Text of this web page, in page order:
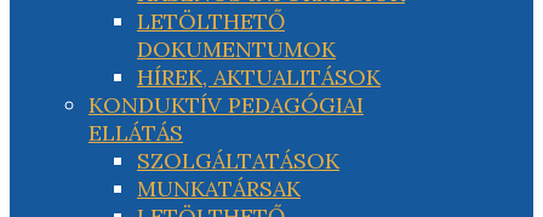
LETÖLTHETŐ
DOKUMENTUMOK
HÍREK, AKTUALITÁSOK
KONDUKTÍV PEDAGÓGIAI
ELLÁTÁS
SZOLGÁLTATÁSOK
MUNKATÁRSAK